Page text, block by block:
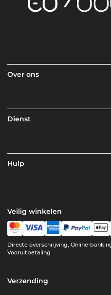
Over ons
Dienst
Hulp
Veilig winkelen
Directe overschrijving, Online-
Vooruitbetaling
Verzending